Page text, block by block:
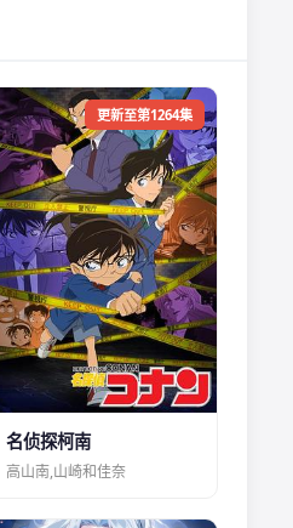
更新至第1264集
名侦探柯南
高山南,山崎和佳奈